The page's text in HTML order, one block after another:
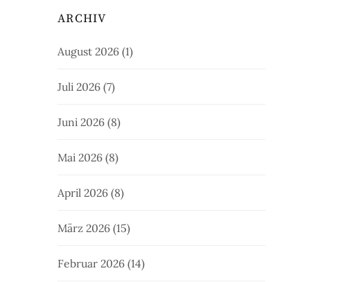
ARCHIV
August 2026 (1)
Juli 2026 (7)
Juni 2026 (8)
Mai 2026 (8)
April 2026 (8)
März 2026 (15)
Februar 2026 (14)